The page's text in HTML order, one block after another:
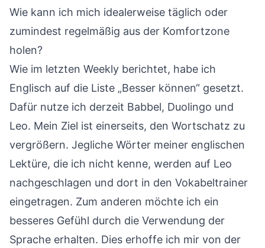
Wie kann ich mich idealerweise täglich oder
zumindest regelmäßig aus der Komfortzone
holen?
Wie im letzten Weekly berichtet, habe ich
Englisch auf die Liste „Besser können“ gesetzt.
Dafür nutze ich derzeit Babbel, Duolingo und
Leo. Mein Ziel ist einerseits, den Wortschatz zu
vergrößern. Jegliche Wörter meiner englischen
Lektüre, die ich nicht kenne, werden auf Leo
nachgeschlagen und dort in den Vokabeltrainer
eingetragen. Zum anderen möchte ich ein
besseres Gefühl durch die Verwendung der
Sprache erhalten. Dies erhoffe ich mir von der